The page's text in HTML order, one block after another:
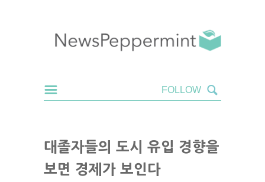
대졸자들의 도시 유입 경향을
보면 경제가 보인다